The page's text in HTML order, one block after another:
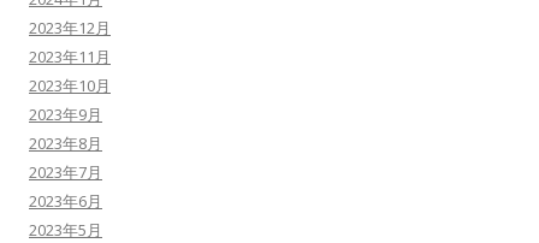
2023年12月
2023年11月
2023年10月
2023年9月
2023年8月
2023年7月
2023年6月
2023年5月